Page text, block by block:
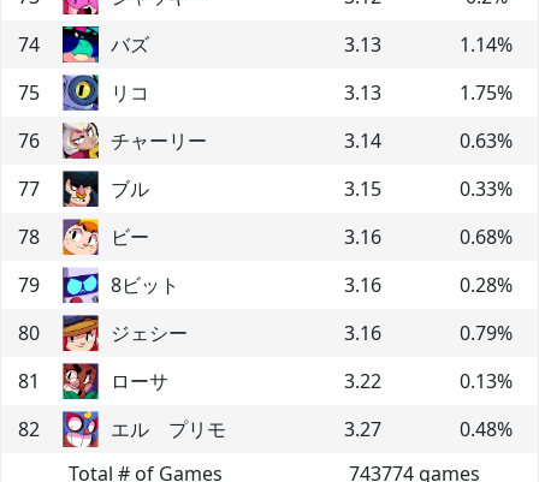
74
バズ 3.13 1.14%
75
リコ 3.13 1.75%
76
チャーリー 3.14 0.63%
77
ブル 3.15 0.33%
78
ビー 3.16 0.68%
79
8ビット 3.16 0.28%
80
ジェシー 3.16 0.79%
81
ローサ 3.22 0.13%
82
エル プリモ 3.27 0.48%
Total # of Games
743774games